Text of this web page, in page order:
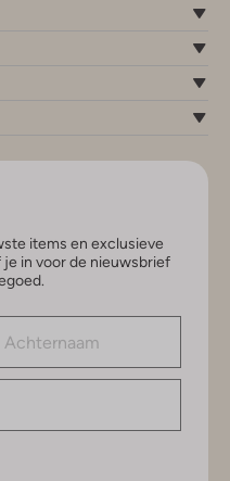
items en exclusieve
in voor de nieuwsbrief